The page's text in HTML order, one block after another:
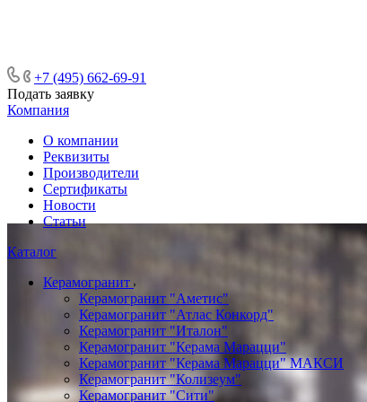
+7 (495) 662-69-91
Подать заявку
Компания
О компании
Реквизиты
Производители
Сертификаты
Новости
Статьи
Каталог
Керамогранит
Керамогранит "Аметис"
Керамогранит "Атлас Конкорд"
Керамогранит "Италон"
Керамогранит "Керама Марацци"
Керамогранит "Керама Марацци" МАКСИ
Керамогранит "Колизеум"
Керамогранит "Сити"